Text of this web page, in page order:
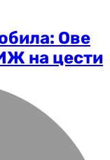
Ове
на цести